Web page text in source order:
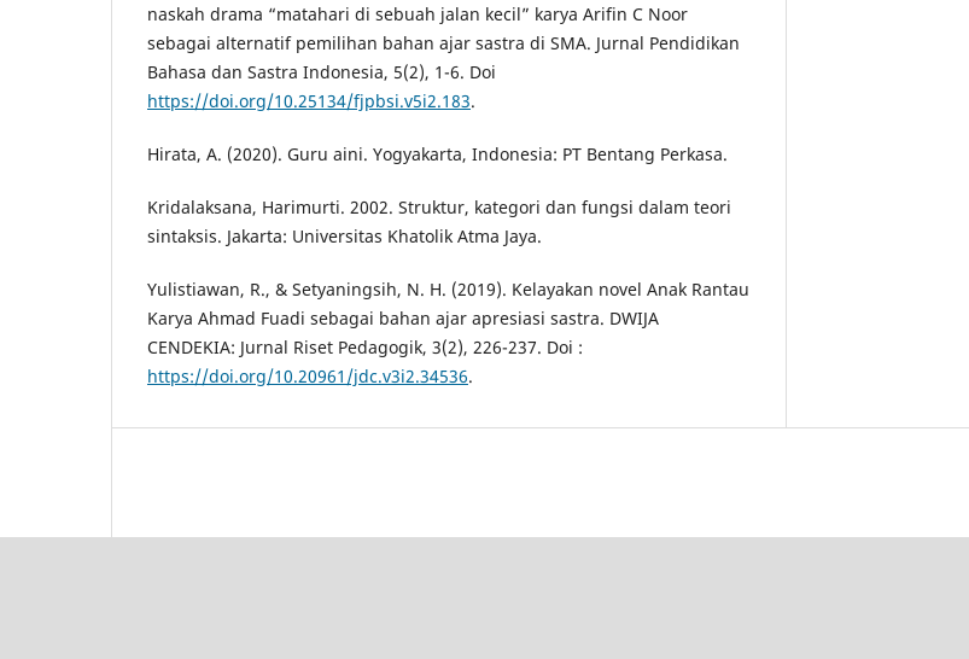
naskah drama “matahari di sebuah jalan kecil” karya Arifin C Noor
sebagai alternatif pemilihan bahan ajar sastra di SMA. Jurnal Pendidikan
Bahasa dan Sastra Indonesia, 5(2), 1-6. Doi
https://doi.org/10.25134/fjpbsi.v5i2.183.
Hirata, A. (2020). Guru aini. Yogyakarta, Indonesia: PT Bentang Perkasa.
Kridalaksana, Harimurti. 2002. Struktur, kategori dan fungsi dalam teori
sintaksis. Jakarta: Universitas Khatolik Atma Jaya.
Yulistiawan, R., & Setyaningsih, N. H. (2019). Kelayakan novel Anak Rantau
Karya Ahmad Fuadi sebagai bahan ajar apresiasi sastra. DWIJA
CENDEKIA: Jurnal Riset Pedagogik, 3(2), 226-237. Doi :
https://doi.org/10.20961/jdc.v3i2.34536.